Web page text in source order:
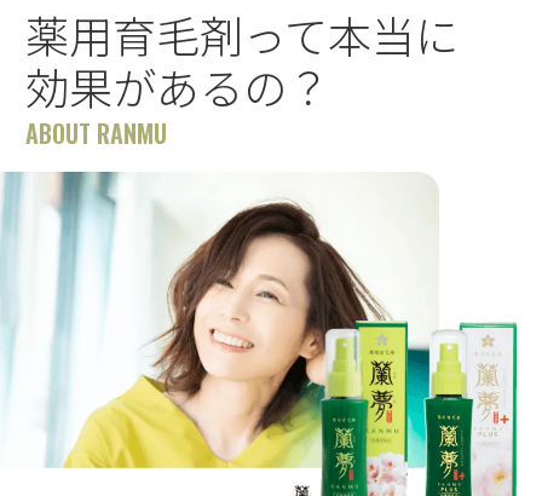
薬用育毛剤って本当に
効果があるの？
ABOUT RANMU